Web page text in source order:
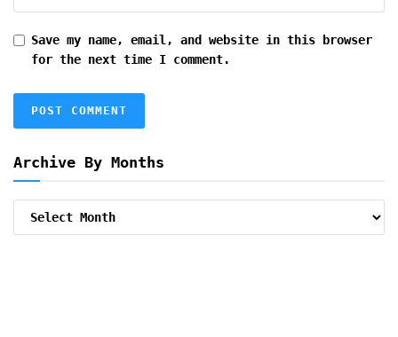
Save my name, email, and website in this browser
for the next time I comment.
Archive By Months